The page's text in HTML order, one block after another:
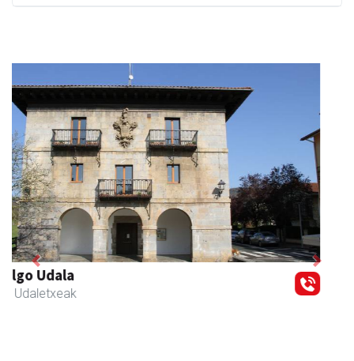
Previous Next